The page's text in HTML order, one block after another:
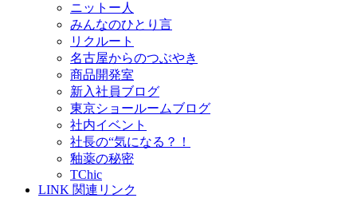
ニットー人
みんなのひとり言
リクルート
名古屋からのつぶやき
商品開発室
新入社員ブログ
東京ショールームブログ
社内イベント
社長の“気になる？！
釉薬の秘密
TChic
LINK 関連リンク